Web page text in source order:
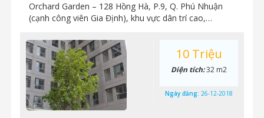
Orchard Garden – 128 Hồng Hà, P.9, Q. Phú Nhuận
(cạnh công viên Gia Định), khu vực dân trí cao,…
10 Triệu
Diện tích:32 m2
Ngày đăng: 26-12-2018